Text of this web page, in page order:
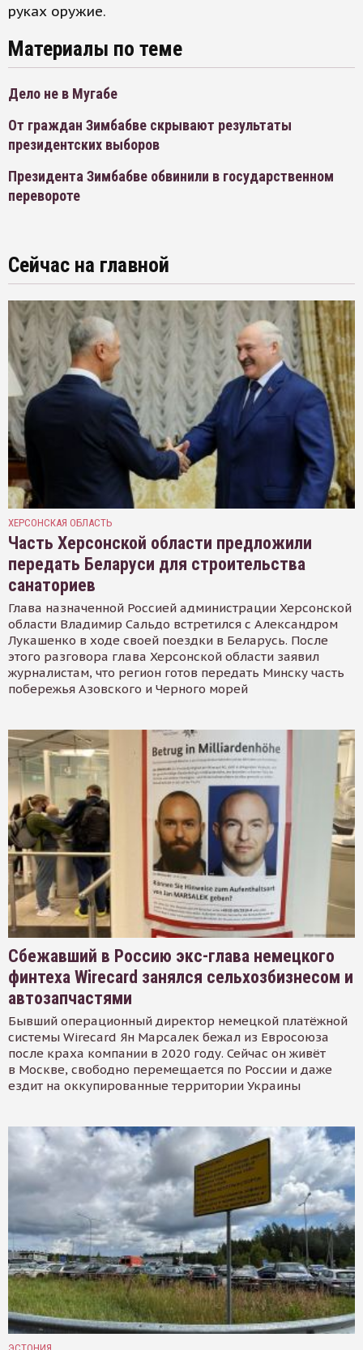
руках оружие.
Материалы по теме
Дело не в Мугабе
От граждан Зимбабве скрывают результаты
президентских выборов
Президента Зимбабве обвинили в государственном
перевороте
Сейчас на главной
ХЕРСОНСКАЯ ОБЛАСТЬ
Часть Херсонской области предложили
передать Беларуси для строительства
санаториев
Глава назначенной Россией администрации Херсонской
области Владимир Сальдо встретился с Александром
Лукашенко в ходе своей поездки в Беларусь. После
этого разговора глава Херсонской области заявил
журналистам, что регион готов передать Минску часть
побережья Азовского и Черного морей
Сбежавший в Россию экс-глава немецкого
финтеха Wirecard занялся сельхозбизнесом и
автозапчастями
Бывший операционный директор немецкой платёжной
системы Wirecard Ян Марсалек бежал из Евросоюза
после краха компании в 2020 году. Сейчас он живёт
в Москве, свободно перемещается по России и даже
ездит на оккупированные территории Украины